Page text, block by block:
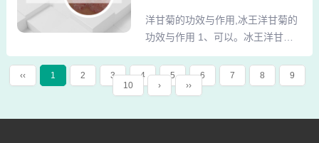
致体内的氧气耗损比较大，而且还
会造成局部缺氧的状态。...
皮癣的地方，因为艾有消炎杀菌的
作用。病情分析：艾叶作施灸材
料，有通经活络，祛除阴寒，消肿
散结，回阳救逆等作用，因此采用
艾灸对于治疗牛皮癣有一定的缓解
洋甘菊的功效与作用,冰王洋甘菊的
功效与作用 1、可以。冰王洋甘菊
抑菌液可以擦脸，但不可以长期使
用。这款产品的主要成分是洋甘
菊，具有很好的舒敏、修护敏感肌
凉皮肤、防止痘痘和修复皮肤敏
‹‹ 1 2 3 4 5 6 7 8
9
10
› ››